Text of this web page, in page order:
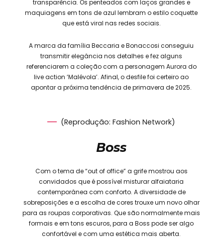
transparência. Os penteados com laços grandes e
maquiagens em tons de azul lembram o estilo coquette
que está viral nas redes sociais.
A marca da família Beccaria e Bonaccosi conseguiu
transmitir elegância nos detalhes e fez alguns
referenciarem a coleção com a personagem Aurora do
live action ‘Malévola’. Afinal, o desfile foi certeiro ao
apontar a próxima tendência de primavera de 2025.
(Reprodução: Fashion Network)
Boss
Com o tema de “out of office” a grife mostrou aos
convidados que é possível misturar alfaiataria
contemporânea com conforto. A diversidade de
sobreposições e a escolha de cores trouxe um novo olhar
para as roupas corporativas. Que são normalmente mais
formais e em tons escuros, para a Boss pode ser algo
confortável e com uma estética mais aberta.